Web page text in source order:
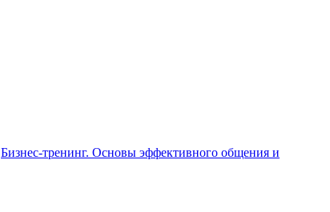
Бизнес-тренинг. Основы эффективного общения и